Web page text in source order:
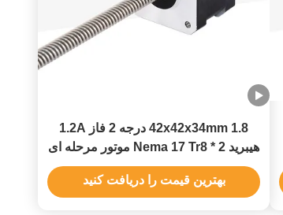
42x42x34mm 1.8 درجه 2 فاز 1.2A
هیبرید Nema 17 Tr8 * 2 موتور مرحله ای
غیر اسیر
بهترین قیمت را دریافت کنید